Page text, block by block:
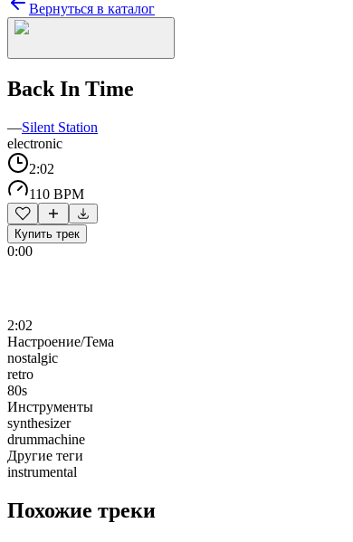
Вернуться в каталог
Back In Time
—Silent Station
electronic
2:02
110 BPM
Купить трек
0:00
2:02
Настроение/Тема
nostalgic
retro
80s
Инструменты
synthesizer
drummachine
Другие теги
instrumental
Похожие треки